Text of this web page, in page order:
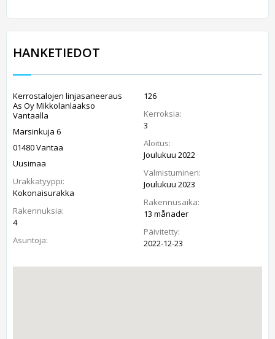
HANKETIEDOT
Kerrostalojen linjasaneeraus
As Oy Mikkolanlaakso
Vantaalla
Marsinkuja 6
01480 Vantaa
Uusimaa
Urakkatyyppi:
Kokonaisurakka
Rakennuksia:
4
Asuntoja:
126
Kerroksia:
3
Aloitus:
Joulukuu 2022
Valmistuminen:
Joulukuu 2023
Rakennusaika:
13 månader
Päivitetty:
2022-12-23